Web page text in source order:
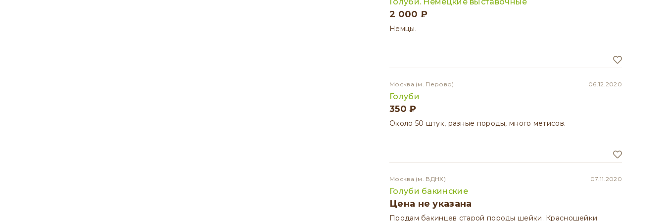
2 000 ₽
Немцы.
Москва (м. Перово) 06.12.2020
Голуби
350 ₽
Около 50 штук, разные породы, много метисов.
Москва (м. ВДНХ) 07.11.2020
Голуби бакинские
Цена не указана
Продам бакинцев старой породы шейки. Красношейки